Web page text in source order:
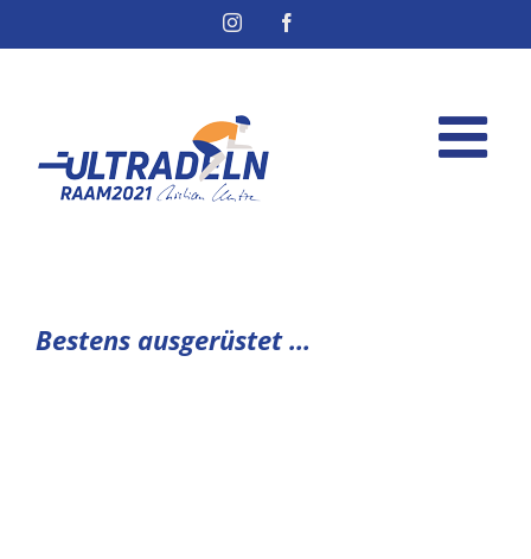
Instagram
Bestens ausgerüstet …